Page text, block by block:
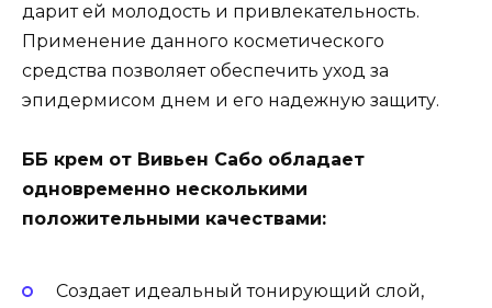
дарит ей молодость и привлекательность.
Применение данного косметического
средства позволяет обеспечить уход за
эпидермисом днем и его надежную защиту.
ББ крем от Вивьен Сабо обладает
одновременно несколькими
положительными качествами:
Создает идеальный тонирующий слой,